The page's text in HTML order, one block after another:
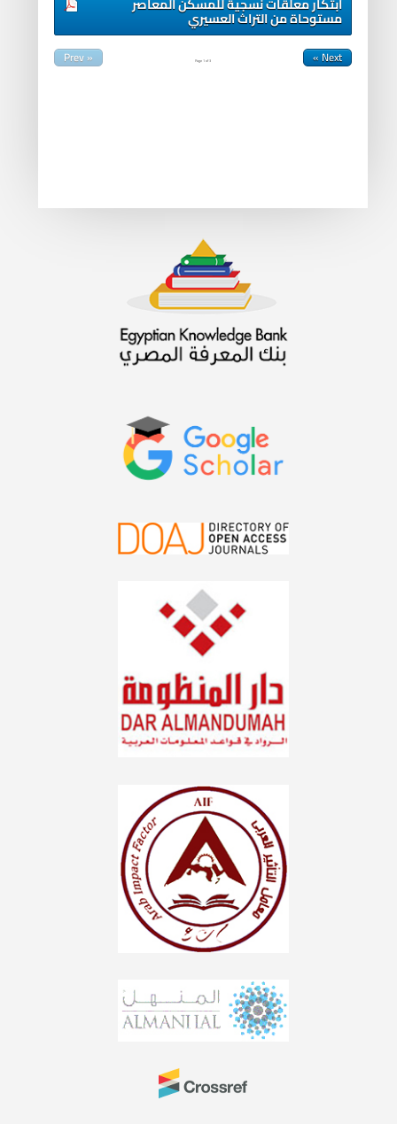
مستوحاة من التراث العسيري
Next »
Page1of3
« Prev